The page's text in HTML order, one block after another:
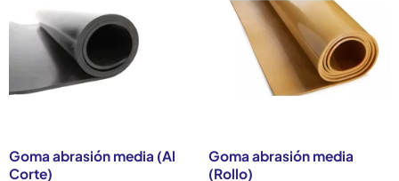
Goma abrasión media (Al
Corte)
Goma abrasión media
(Rollo)